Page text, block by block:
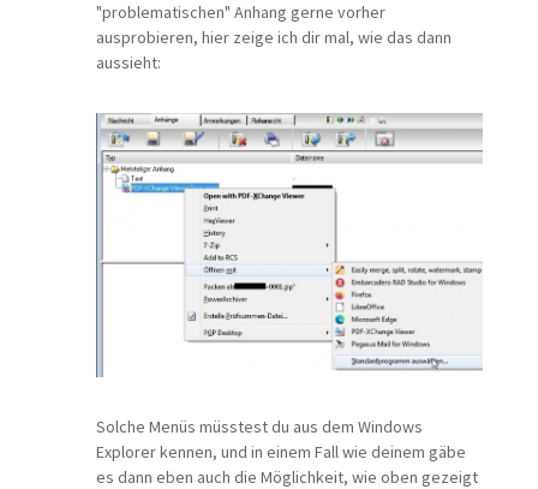
"problematischen" Anhang gerne vorher
ausprobieren, hier zeige ich dir mal, wie das dann
aussieht:
Solche Menüs müsstest du aus dem Windows
Explorer kennen, und in einem Fall wie deinem gäbe
es dann eben auch die Möglichkeit, wie oben gezeigt